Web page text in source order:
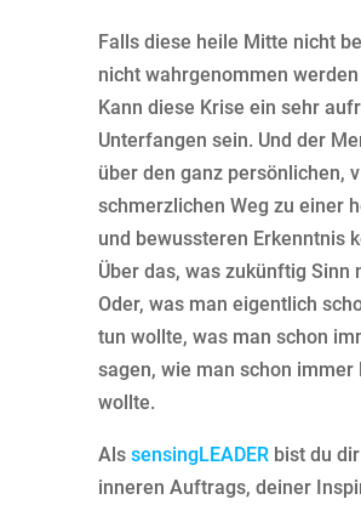
Falls diese heile Mitte nicht
nicht wahrgenommen werden
Kann diese Krise ein sehr
Unterfangen sein. Und der
über den ganz persönlichen,
schmerzlichen Weg zu einer
und bewussteren Erkenntnis
Über das, was zukünftig Sinn
Oder, was man eigentlich
tun wollte, was man schon
sagen, wie man schon immer
wollte.
Als sensingLEADERbist du
inneren Auftrags, deiner